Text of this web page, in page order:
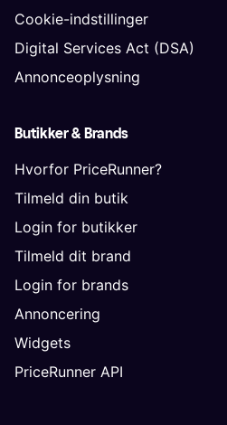
Cookie-indstillinger
Digital Services Act (DSA)
Annonceoplysning
Butikker & Brands
Hvorfor PriceRunner?
Tilmeld din butik
Login for butikker
Tilmeld dit brand
Login for brands
Annoncering
Widgets
PriceRunner API